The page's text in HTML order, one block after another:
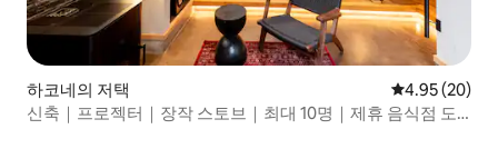
하코네의 저택 평점 4.95점(5
4.95 (20)
신축｜프로젝터｜장작 스토브｜최대 10명｜제휴 음식점 도